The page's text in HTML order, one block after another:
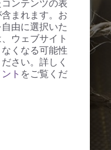
ンテンツの表
まれます。お
由に選択いた
ウェブサイト
くなる可能性
さい。詳しく
ト をご覧くだ